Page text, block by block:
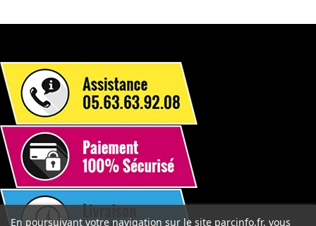
En poursuivant votre navigation sur le site parcinfo.fr, vous